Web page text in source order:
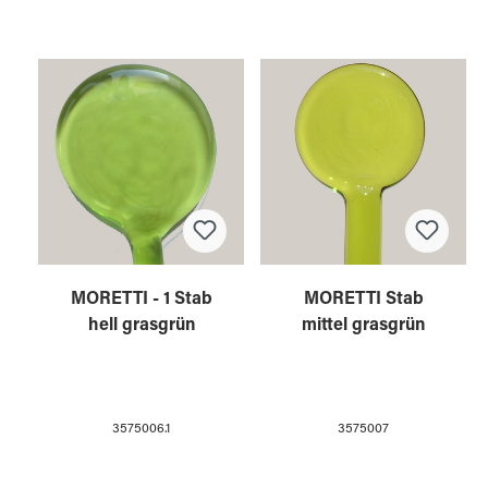
MORETTI - 1 Stab
hell grasgrün
3575006.1
MORETTI Stab
mittel grasgrün
3575007